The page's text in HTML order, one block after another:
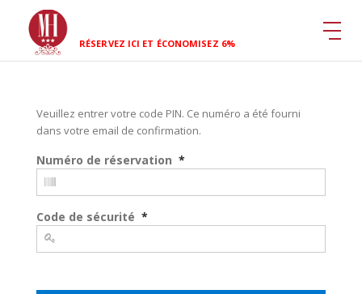
RÉSERVEZ ICI ET ÉCONOMISEZ 6%
Veuillez entrer votre code PIN. Ce numéro a été fourni
dans votre email de confirmation.
Numéro de réservation *
Code de sécurité *